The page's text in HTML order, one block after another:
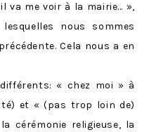
va me voir à la mairie… »,
nous sommes
Cela nous a en
« chez moi » à
et « (pas trop loin de)
cérémonie religieuse, la